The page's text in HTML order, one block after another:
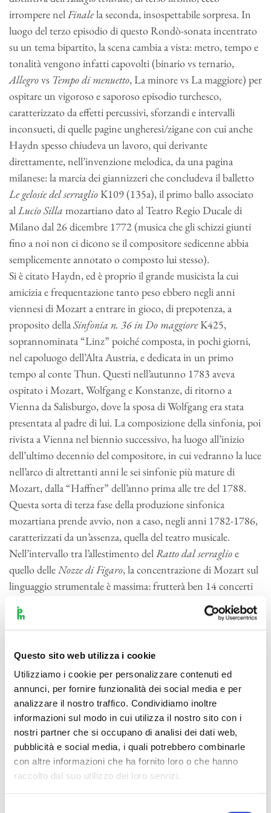
Questo sito web utilizza i cookie
Utilizziamo i cookie per personalizzare contenuti ed
annunci, per fornire funzionalità dei social media e per
analizzare il nostro traffico. Condividiamo inoltre
informazioni sul modo in cui utilizza il nostro sito con i
nostri partner che si occupano di analisi dei dati web,
pubblicità e social media, i quali potrebbero combinarle
con altre informazioni che ha fornito loro o che hanno
raccolto dal suo utilizzo dei loro servizi.
irrompere nelFinalela seconda, insospettabile sorpresa. In
luogo del terzo episodio di questo Rondò-sonata incentrato
su un tema bipartito, la scena cambia a vista: metro, tempo e
tonalità vengono infatti capovolti (binario vs ternario,
Allegrovs Tempo di menuetto, La minore vs La maggiore) per
ospitare un vigoroso e saporoso episodio turchesco,
caratterizzato da effetti percussivi, sforzandi e intervalli
inconsueti, di quelle pagine ungheresi/zigane con cui anche
Haydn spesso chiudeva un lavoro, qui derivante
direttamente, nell’invenzione melodica, da una pagina
milanese: la marcia dei giannizzeri che concludeva il balletto
Le gelosie del serraglioK109 (135a), il primo ballo associato
alLucio Silla mozartiano dato al Teatro Regio Ducale di
Milano dal 26 dicembre 1772 (musica che gli schizzi giunti
fino a noi non ci dicono se il compositore sedicenne abbia
semplicemente annotato o composto lui stesso).
Si è citato Haydn, ed è proprio il grande musicista la cui
amicizia e frequentazione tanto peso ebbero negli anni
viennesi di Mozart a entrare in gioco, di prepotenza, a
proposito dellaSinfonia n. 36 in Do maggioreK425,
soprannominata “Linz” poiché composta, in pochi giorni,
nel capoluogo dell’Alta Austria, e dedicata in un primo
tempo al conte Thun. Questi nell’autunno 1783 aveva
ospitato i Mozart, Wolfgang e Konstanze, di ritorno a
Vienna da Salisburgo, dove la sposa di Wolfgang era stata
presentata al padre di lui. La composizione della sinfonia, poi
rivista a Vienna nel biennio successivo, ha luogo all’inizio
dell’ultimo decennio del compositore, in cui vedranno la luce
nell’arco di altrettanti anni le sei sinfonie più mature di
Mozart, dalla “Haffner” dell’anno prima alle tre del 1788.
Questa sorta di terza fase della produzione sinfonica
mozartiana prende avvio, non a caso, negli anni 1782-1786,
caratterizzati da un’assenza, quella del teatro musicale.
Nell’intervallo tra l’allestimento delRatto dal serraglioe
quello delleNozze di Figaro, la concentrazione di Mozart sul
linguaggio strumentale è massima: frutterà ben 14 concerti
per pianoforte (dal K413 al K491: nella stagione in corso ne
verranno proposti, già dal prossimo concerto, non meno di
“Linzer”. Specie in quest’ultima, per impiegare la prosa
immaginifica di Georges de Saint-Foix, specialista mozartiano
del primo Novecento, il compositore «entra deliberatamente
nel grande e alto dominio del genere sinfonico». In altre
parole, con la “Linz” che Mozart mette a punto una scrittura
moderna e ambiziosa per l’orchestra che si lascia alle spalle
una produzione che affondava le radici ancora nella sua
infanzia per guardare al modello di Haydn, l’«amico mio
carissimo» della dedica dei quartetti di quegli stessi anni.